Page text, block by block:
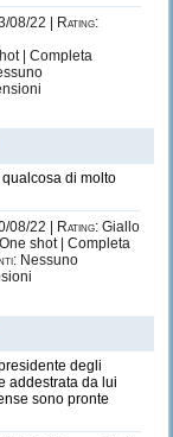
08/22 |
Rating:
| Completa
di molto
08/22 | Rating: Giallo
shot | Completa
Nessuno
degli
addestrata da lui
sono pronte